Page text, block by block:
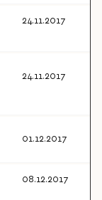
24.11.2017
24.11.2017
01.12.2017
08.12.2017